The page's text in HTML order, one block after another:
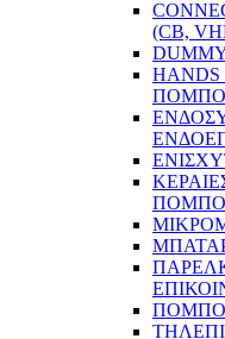
(CB,
HANDS